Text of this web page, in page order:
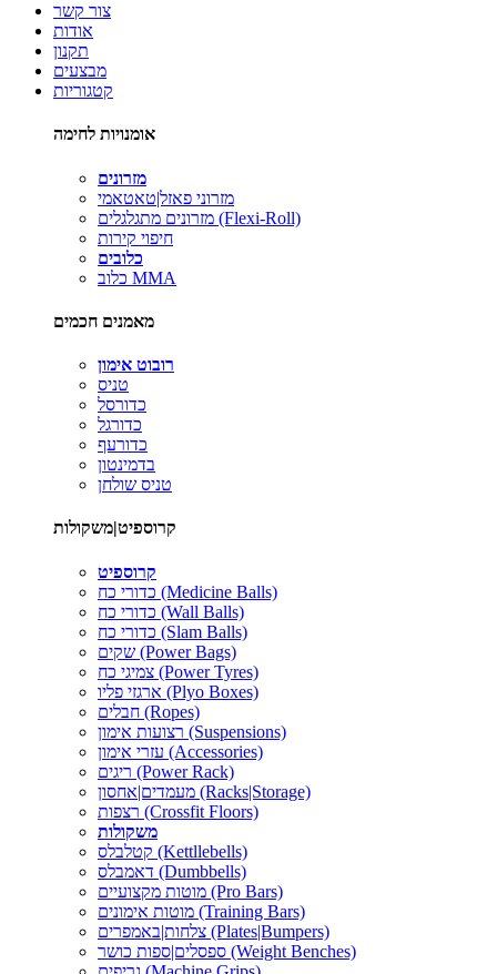
צור קשר
אודות
תקנון
מבצעים
קטגוריות
אומנויות לחימה
מזרונים
מזרוני פאזל|טאטאמי
מזרונים מתגלגלים (Flexi-Roll)
חיפוי קירות
כלובים
כלוב MMA
מאמנים חכמים
רובוט אימון
טניס
כדורסל
כדורגל
כדורעף
בדמינטון
טניס שולחן
קרוספיט|משקולות
קרוספיט
כדורי כח (Medicine Balls)
כדורי כח (Wall Balls)
כדורי כח (Slam Balls)
שקים (Power Bags)
צמיגי כח (Power Tyres)
ארגזי פליו (Plyo Boxes)
חבלים (Ropes)
רצועות אימון (Suspensions)
עזרי אימון (Accessories)
ריגים (Power Rack)
מעמדים|אחסון (Racks|Storage)
רצפות (Crossfit Floors)
משקולות
קטלבלס (Kettllebells)
דאמבלס (Dumbbells)
מוטות מקצועיים (Pro Bars)
מוטות אימונים (Training Bars)
צלחות|באמפרים (Plates|Bumpers)
ספסלים|ספות כושר (Weight Benches)